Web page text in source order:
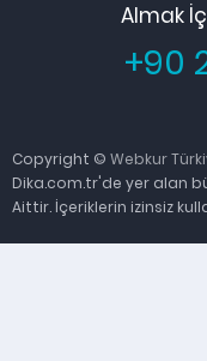
Almak
+90
Copyright © Webkur
Dika.com.tr'de yer alan
Aittir. İçeriklerin izinsiz